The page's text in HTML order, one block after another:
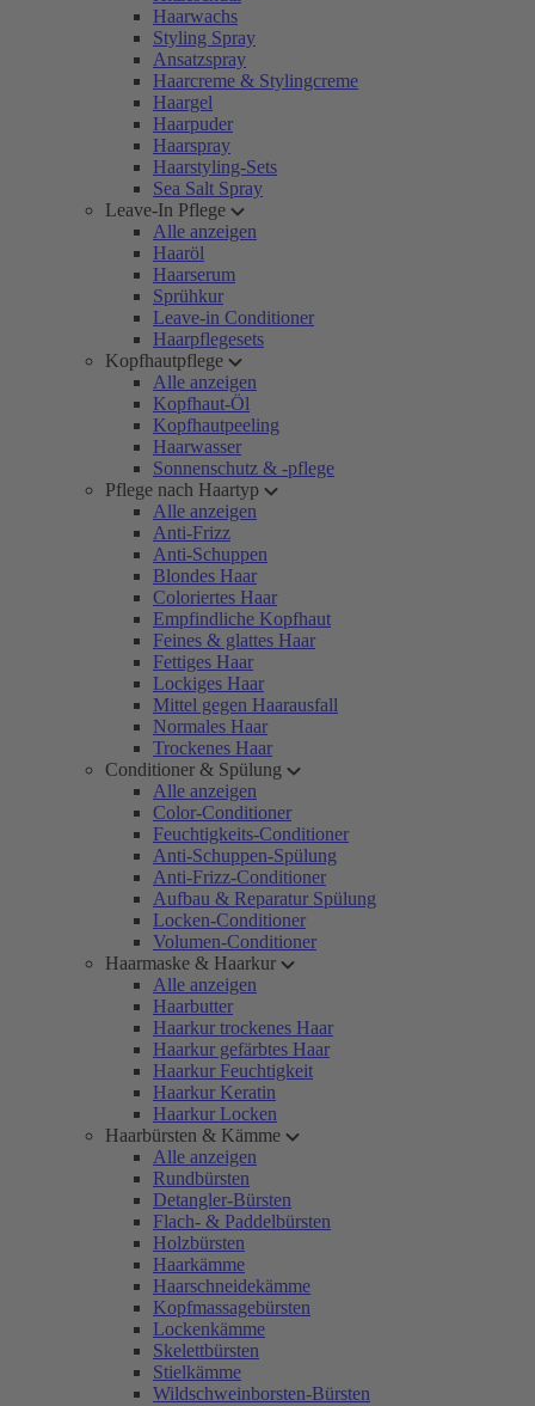
Haarwachs
Styling Spray
Ansatzspray
Haarcreme & Stylingcreme
Haargel
Haarpuder
Haarspray
Haarstyling-Sets
Sea Salt Spray
Leave-In Pflege
Alle anzeigen
Haaröl
Haarserum
Sprühkur
Leave-in Conditioner
Haarpflegesets
Kopfhautpflege
Alle anzeigen
Kopfhaut-Öl
Kopfhautpeeling
Haarwasser
Sonnenschutz & -pflege
Pflege nach Haartyp
Alle anzeigen
Anti-Frizz
Anti-Schuppen
Blondes Haar
Coloriertes Haar
Empfindliche Kopfhaut
Feines & glattes Haar
Fettiges Haar
Lockiges Haar
Mittel gegen Haarausfall
Normales Haar
Trockenes Haar
Conditioner & Spülung
Alle anzeigen
Color-Conditioner
Feuchtigkeits-Conditioner
Anti-Schuppen-Spülung
Anti-Frizz-Conditioner
Aufbau & Reparatur Spülung
Locken-Conditioner
Volumen-Conditioner
Haarmaske & Haarkur
Alle anzeigen
Haarbutter
Haarkur trockenes Haar
Haarkur gefärbtes Haar
Haarkur Feuchtigkeit
Haarkur Keratin
Haarkur Locken
Haarbürsten & Kämme
Alle anzeigen
Rundbürsten
Detangler-Bürsten
Flach- & Paddelbürsten
Holzbürsten
Haarkämme
Haarschneidekämme
Kopfmassagebürsten
Lockenkämme
Skelettbürsten
Stielkämme
Wildschweinborsten-Bürsten